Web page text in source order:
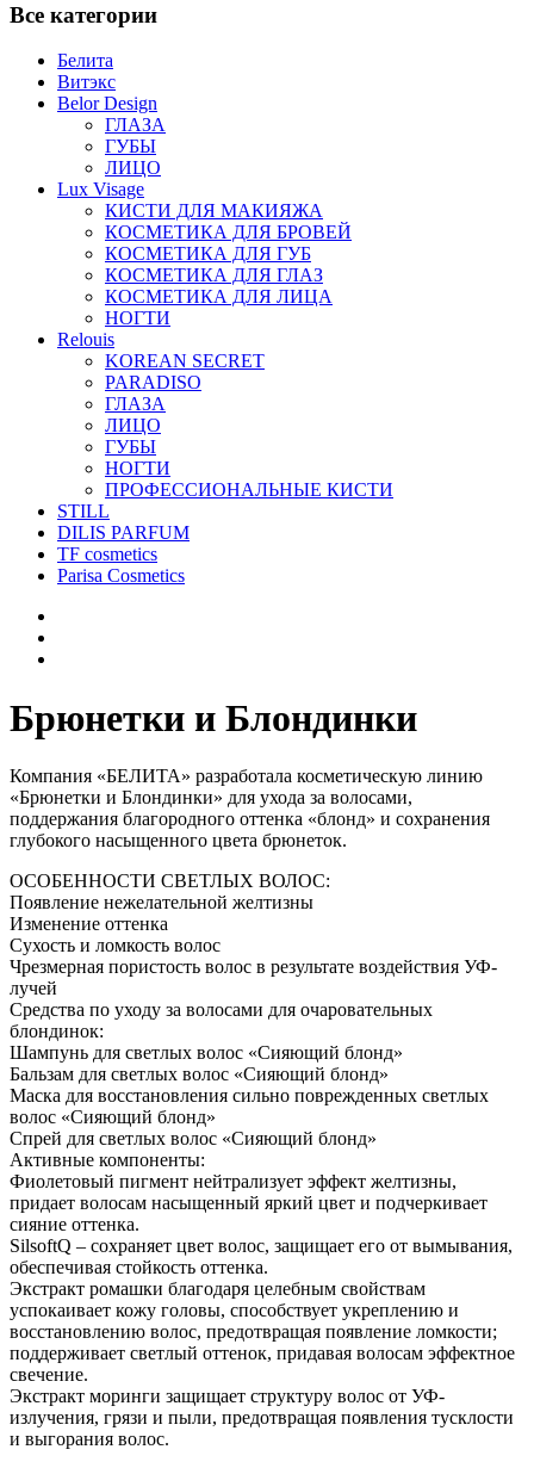
Все категории
Белита
Витэкс
Belor Design
ГЛАЗА
ГУБЫ
ЛИЦО
Lux Visage
КИСТИ ДЛЯ МАКИЯЖА
КОСМЕТИКА ДЛЯ БРОВЕЙ
КОСМЕТИКА ДЛЯ ГУБ
КОСМЕТИКА ДЛЯ ГЛАЗ
КОСМЕТИКА ДЛЯ ЛИЦА
НОГТИ
Relouis
KOREAN SECRET
PARADISO
ГЛАЗА
ЛИЦО
ГУБЫ
НОГТИ
ПРОФЕССИОНАЛЬНЫЕ КИСТИ
STILL
DILIS PARFUM
TF cosmetics
Parisa Cosmetics
Брюнетки и Блондинки
Компания «БЕЛИТА» разработала косметическую линию
«Брюнетки и Блондинки» для ухода за волосами,
поддержания благородного оттенка «блонд» и сохранения
глубокого насыщенного цвета брюнеток.
ОСОБЕННОСТИ СВЕТЛЫХ ВОЛОС:
Появление нежелательной желтизны
Изменение оттенка
Сухость и ломкость волос
Чрезмерная пористость волос в результате воздействия УФ-
лучей
Средства по уходу за волосами для очаровательных
блондинок:
Шампунь для светлых волос «Сияющий блонд»
Бальзам для светлых волос «Сияющий блонд»
Маска для восстановления сильно поврежденных светлых
волос «Сияющий блонд»
Спрей для светлых волос «Сияющий блонд»
Активные компоненты:
Фиолетовый пигмент нейтрализует эффект желтизны,
придает волосам насыщенный яркий цвет и подчеркивает
сияние оттенка.
SilsoftQ – сохраняет цвет волос, защищает его от вымывания,
обеспечивая стойкость оттенка.
Экстракт ромашки благодаря целебным свойствам
успокаивает кожу головы, способствует укреплению и
восстановлению волос, предотвращая появление ломкости;
поддерживает светлый оттенок, придавая волосам эффектное
свечение.
Экстракт моринги защищает структуру волос от УФ-
излучения, грязи и пыли, предотвращая появления тусклости
и выгорания волос.